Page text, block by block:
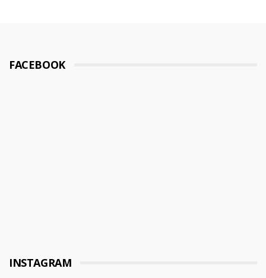
FACEBOOK
INSTAGRAM